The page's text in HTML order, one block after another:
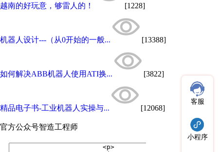
越南的好玩意，够雷人的！ [1228]
机器人设计---（从0开始的一般... [13388]
如何解决ABB机器人使用ATI换... [3822]
精品电子书-工业机器人实操与... [12068]
官方公众号智造工程师
客服
小程序